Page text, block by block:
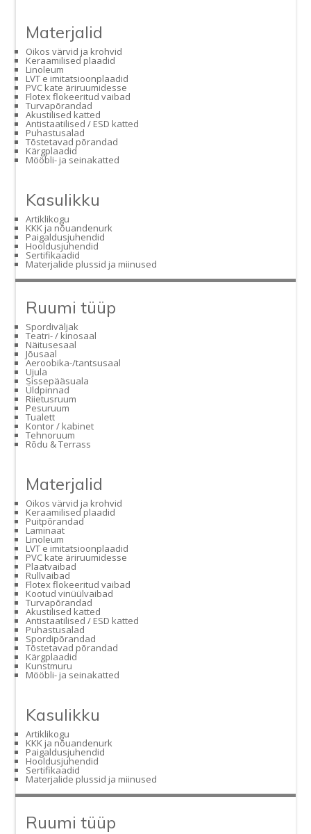
Materjalid
Oikos värvid ja krohvid
Keraamilised plaadid
Linoleum
LVT e imitatsioonplaadid
PVC kate äriruumidesse
Flotex flokeeritud vaibad
Turvapõrandad
Akustilised katted
Antistaatilised / ESD katted
Puhastusalad
Tõstetavad põrandad
Kärgplaadid
Mööbli- ja seinakatted
Kasulikku
Artiklikogu
KKK ja nõuandenurk
Paigaldusjuhendid
Hooldusjuhendid
Sertifikaadid
Materjalide plussid ja miinused
Ruumi tüüp
Spordiväljak
Teatri- / kinosaal
Näitusesaal
Jõusaal
Aeroobika-/tantsusaal
Ujula
Sissepääsuala
Üldpinnad
Riietusruum
Pesuruum
Tualett
Kontor / kabinet
Tehnoruum
Rõdu & Terrass
Materjalid
Oikos värvid ja krohvid
Keraamilised plaadid
Puitpõrandad
Laminaat
Linoleum
LVT e imitatsioonplaadid
PVC kate äriruumidesse
Plaatvaibad
Rullvaibad
Flotex flokeeritud vaibad
Kootud vinüülvaibad
Turvapõrandad
Akustilised katted
Antistaatilised / ESD katted
Puhastusalad
Spordipõrandad
Tõstetavad põrandad
Kärgplaadid
Kunstmuru
Mööbli- ja seinakatted
Kasulikku
Artiklikogu
KKK ja nõuandenurk
Paigaldusjuhendid
Hooldusjuhendid
Sertifikaadid
Materjalide plussid ja miinused
Ruumi tüüp